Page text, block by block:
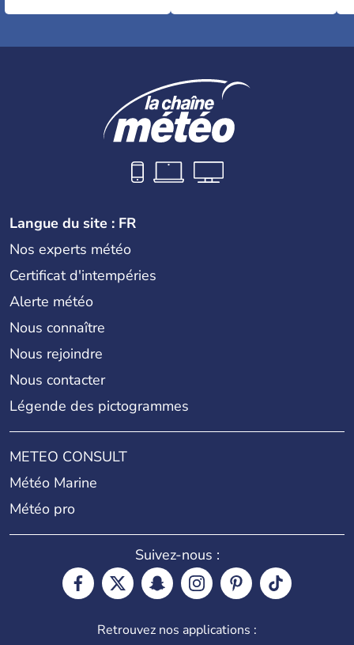
Langue du site : FR
Nos experts météo
Certificat d'intempéries
Alerte météo
Nous connaître
Nous rejoindre
Nous contacter
Légende des pictogrammes
METEO CONSULT
Météo Marine
Météo pro
Suivez-nous :
Retrouvez nos applications :